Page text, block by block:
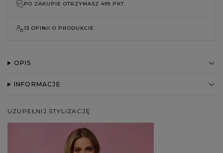
PO ZAKUPIE OTRZYMASZ 499 PKT.
13 OPINII O PRODUKCIE
OPIS
INFORMACJE
UZUPEŁNIJ STYLIZACJĘ